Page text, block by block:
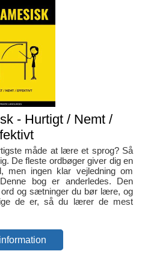
- Hurtigt / Nemt /
måde at lære et sprog? Så
De fleste ordbøger giver dig en
men ingen klar vejledning om
bog er anderledes. Den
ord og sætninger du bør lære, og
de er, så du lærer de mest